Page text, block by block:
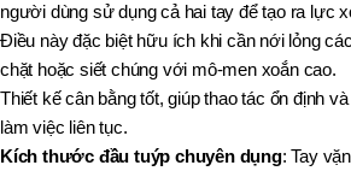
người dùng sử dụng cả hai tay để tạo ra lực
Điều này đặc biệt hữu ích khi cần nới lỏng
chặt hoặc siết chúng với mô-men xoắn cao.
Thiết kế cân bằng tốt, giúp thao tác ổn định
làm việc liên tục.
Kích thước đầu tuýp chuyên dụng: Tay